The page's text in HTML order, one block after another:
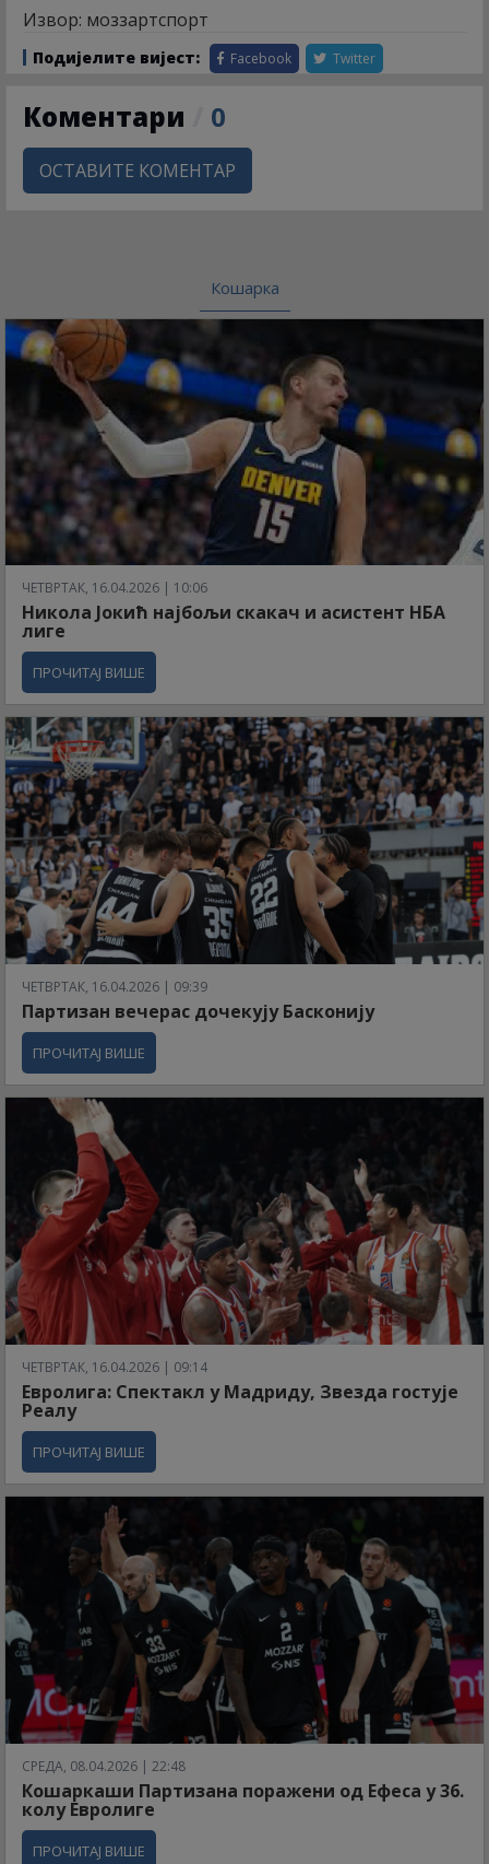
Извор: моззартспорт
Подијелите вијест: Facebook Twitter
Коментари 0
ОСТАВИТЕ КОМЕНТАР
Кошарка
ЧЕТВРТАК, 16.04.2026 | 10:06
Никола Јокић најбољи скакач и асистент НБА
лиге
ПРОЧИТАЈ ВИШЕ
ЧЕТВРТАК, 16.04.2026 | 09:39
Партизан вечерас дочекују Басконију
ПРОЧИТАЈ ВИШЕ
ЧЕТВРТАК, 16.04.2026 | 09:14
Евролига: Спектакл у Мадриду, Звезда гостује
Реалу
ПРОЧИТАЈ ВИШЕ
СРЕДА, 08.04.2026 | 22:48
Кошаркаши Партизана поражени од Ефеса у 36.
колу Евролиге
ПРОЧИТАЈ ВИШЕ